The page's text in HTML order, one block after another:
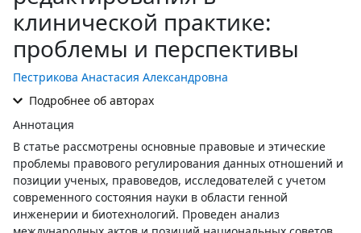
клинической практике:
проблемы и перспективы
Пестрикова Анастасия Александровна
Подробнее об авторах
Аннотация
В статье рассмотрены основные правовые и этические
проблемы правового регулирования данных отношений и
позиции ученых, правоведов, исследователей с учетом
современного состояния науки в области генной
инженерии и биотехнологий. Проведен анализ